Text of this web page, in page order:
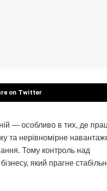
on Twitter
— особливо в тих, де
та нерівномірне
Тому контроль над
який прагне